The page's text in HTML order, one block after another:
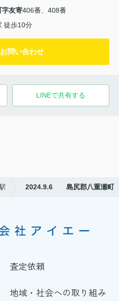
字友寄406番、408番
徒歩10分
お問い合わせ
LINEで共有する
2024.9.6 島尻郡八重瀬町
査定依頼
地域・社会への取り組み